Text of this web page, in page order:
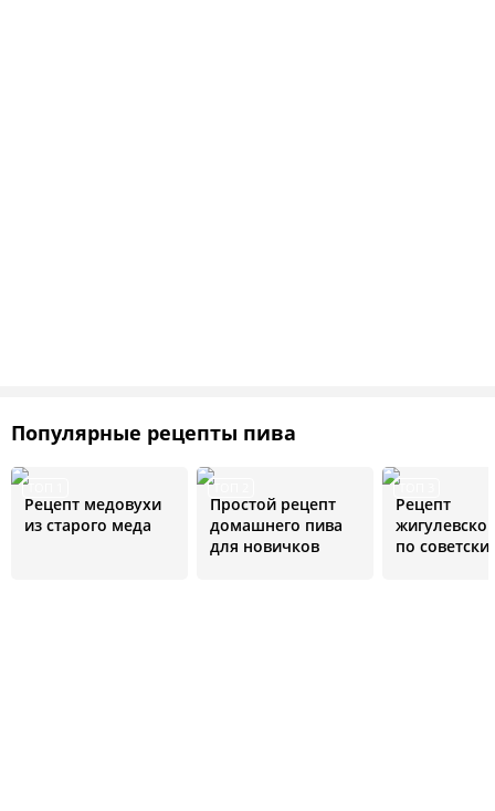
Популярные рецепты пива
ТОП 1
Рецепт медовухи
из старого меда
ТОП 2
Простой рецепт
домашнего пива
для новичков
ТОП 3
Рецепт
по